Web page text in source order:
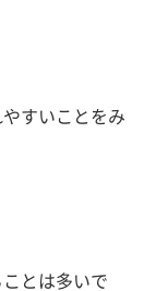
すいことをみ
とは多いで